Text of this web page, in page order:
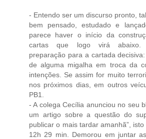
- Entendo ser um discurso pronto,
bem pensado, estudado e
parece haver o início da
cartas que logo virá abaixo.
preparação para a cartada
de alguma migalha em troca da
intenções. Se assim for muito
nos próximos dias, em outros
PB1.
- A colega Cecília anunciou no seu
um artigo sobre a questão do
publicar o mais tardar amanhã”,
12h 29 min. Demorou em juntar